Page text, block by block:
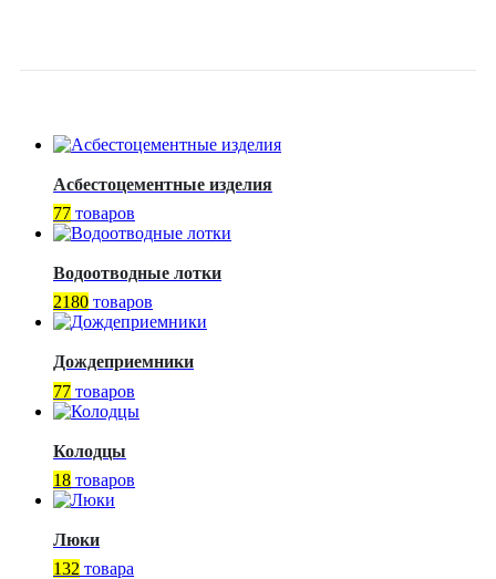
Асбестоцементные изделия
77 товаров
Водоотводные лотки
2180 товаров
Дождеприемники
77 товаров
Колодцы
18 товаров
Люки
132 товара